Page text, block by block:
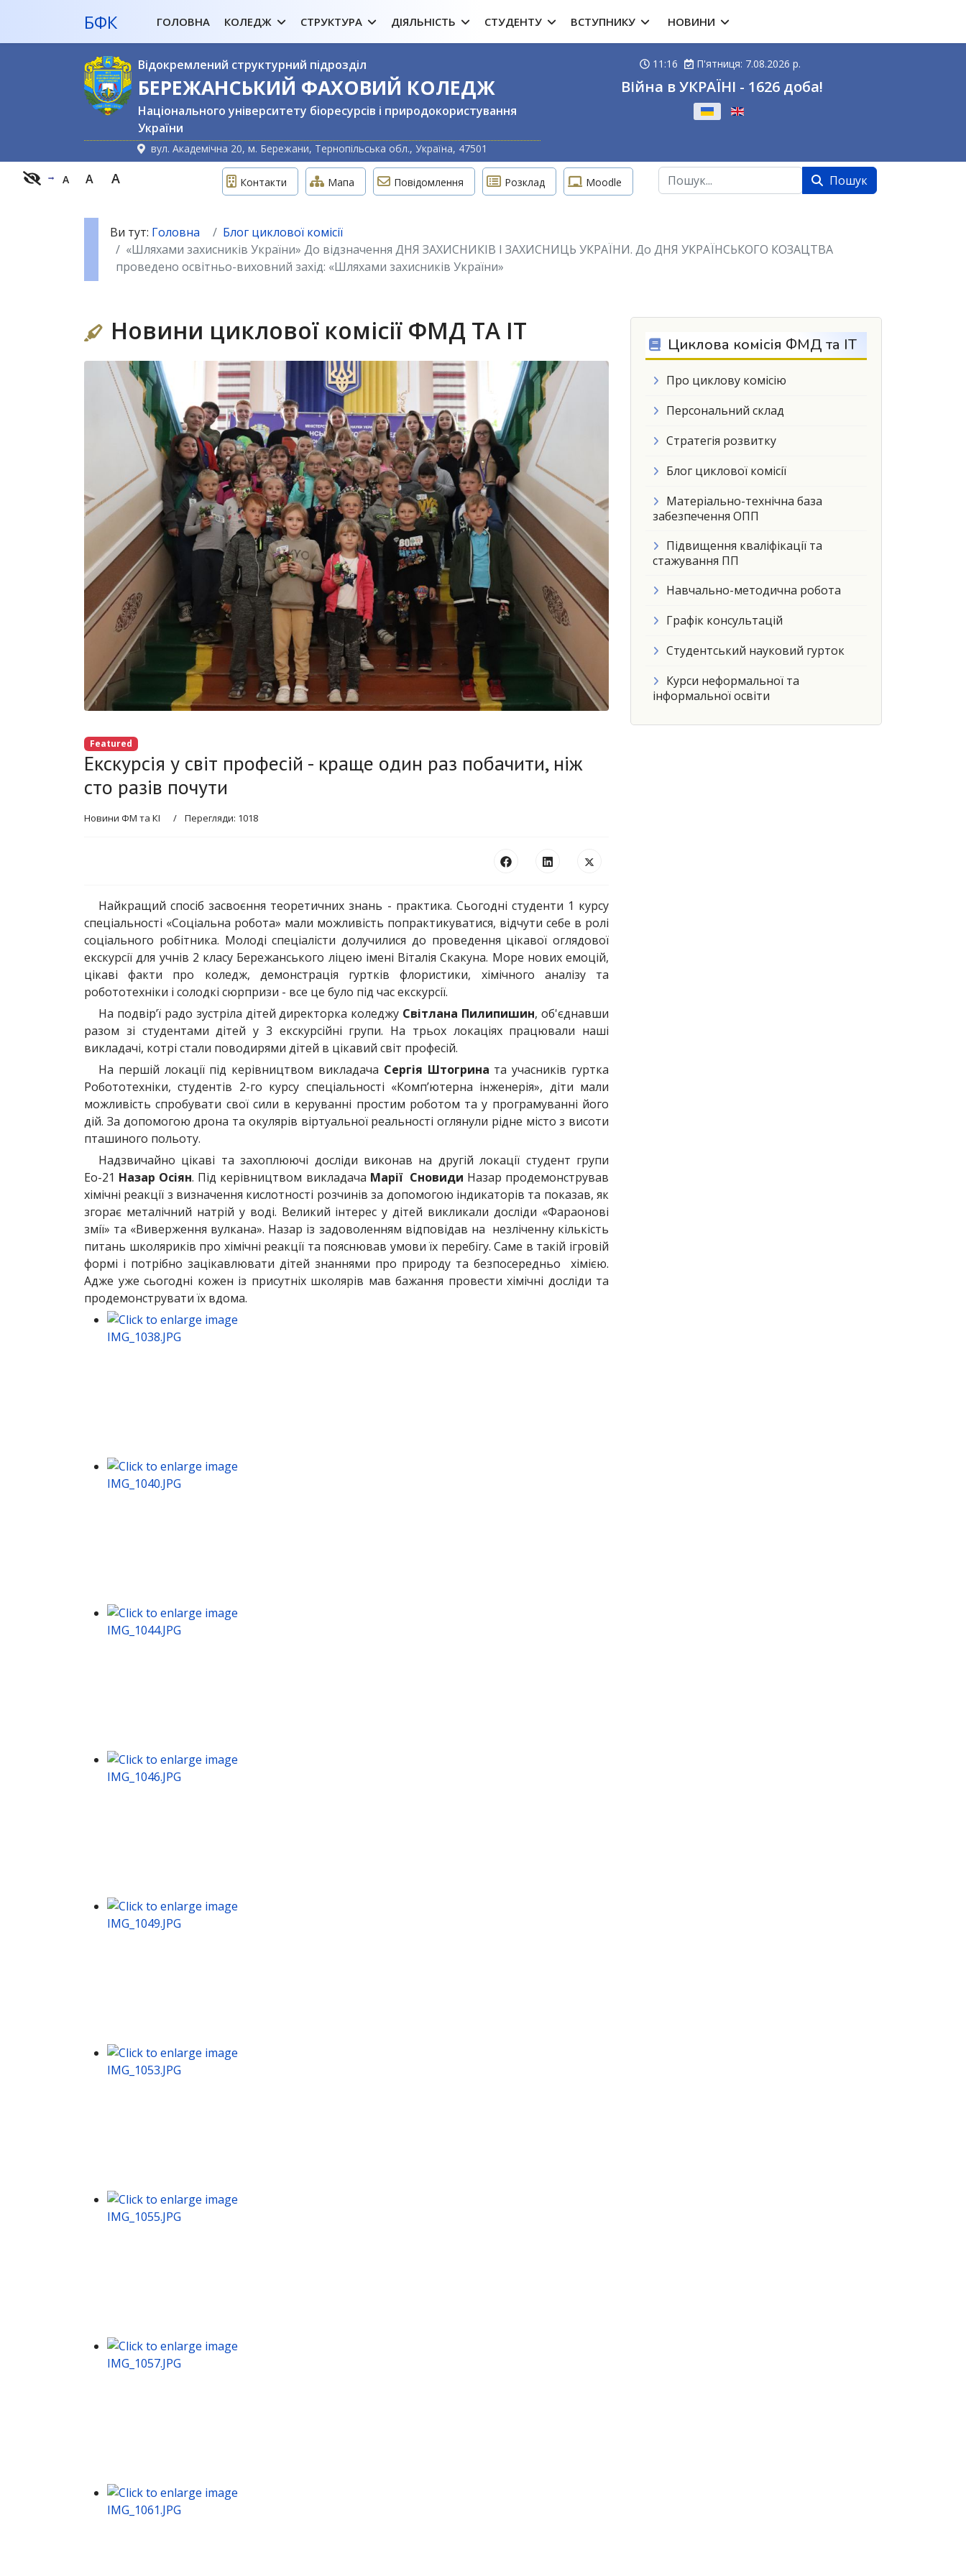
БФК ГОЛОВНА КОЛЕДЖ СТРУКТУРА ДІЯЛЬНІСТЬ СТУДЕНТУ ВСТУПНИКУ НОВИНИ
Відокремлений структурний підрозділ
БЕРЕЖАНСЬКИЙ ФАХОВИЙ КОЛЕДЖ
Національного університету біоресурсів і природокористування
України
вул. Академічна 20, м. Бережани, Тернопільська обл., Україна, 47501
11:16 П'ятниця: 7.08.2026 р.
Війна в УКРАЇНІ - 1626 доба!
A A A Контакти Мапа Повідомлення Розклад Moodle Пошук Пошук
Ви тут: Головна
Блог циклової комісії
«Шляхами захисників України» До відзначення ДНЯ ЗАХИСНИКІВ І ЗАХИСНИЦЬ УКРАЇНИ. До ДНЯ УКРАЇНСЬКОГО КОЗАЦТВА
проведено освітньо-виховний захід: «Шляхами захисників України»
Новини циклової комісії ФМД ТА ІТ
Featured
Екскурсія у світ професій - краще один раз побачити, ніж
сто разів почути
Новини ФМ та КІ Перегляди: 1018
Найкращий спосіб засвоєння теоретичних знань - практика. Сьогодні студенти 1 курсу
спеціальності «Соціальна робота» мали можливість попрактикуватися, відчути себе в ролі
соціального робітника. Молоді спеціалісти долучилися до проведення цікавої оглядової
екскурсії для учнів 2 класу Бережанського ліцею імені Віталія Скакуна. Море нових емоцій,
цікаві факти про коледж, демонстрація гуртків флористики, хімічного аналізу та
робототехніки і солодкі сюрпризи - все це було під час екскурсії.
На подвір’ї радо зустріла дітей директорка коледжу Світлана Пилипишин, об'єднавши
разом зі студентами дітей у 3 екскурсійні групи. На трьох локаціях працювали наші
викладачі, котрі стали поводирями дітей в цікавий світ професій.
На першій локації під керівництвом викладача Сергія Штогрина та учасників гуртка
Робототехніки, студентів 2-го курсу спеціальності «Комп’ютерна інженерія», діти мали
можливість спробувати свої сили в керуванні простим роботом та у програмуванні його
дій. За допомогою дрона та окулярів віртуальної реальності оглянули рідне місто з висоти
пташиного польоту.
Надзвичайно цікаві та захоплюючі досліди виконав на другій локації студент групи
Ео-21 Назар Осіян. Під керівництвом викладача Марії Сновиди Назар продемонстрував
хімічні реакції з визначення кислотності розчинів за допомогою індикаторів та показав, як
згорає металічний натрій у воді. Великий інтерес у дітей викликали досліди «Фараонові
змії» та «Виверження вулкана». Назар із задоволенням відповідав на незліченну кількість
питань школяриків про хімічні реакції та пояснював умови їх перебігу. Саме в такій ігровій
формі і потрібно зацікавлювати дітей знаннями про природу та безпосередньо хімією.
Адже уже сьогодні кожен із присутніх школярів мав бажання провести хімічні досліди та
продемонструвати їх вдома.
Циклова комісія ФМД та ІТ
Про циклову комісію
Персональний склад
Стратегія розвитку
Блог циклової комісії
Матеріально-технічна база
забезпечення ОПП
Підвищення кваліфікації та
стажування ПП
Навчально-методична робота
Графік консультацій
Студентський науковий гурток
Курси неформальної та
інформальної освіти